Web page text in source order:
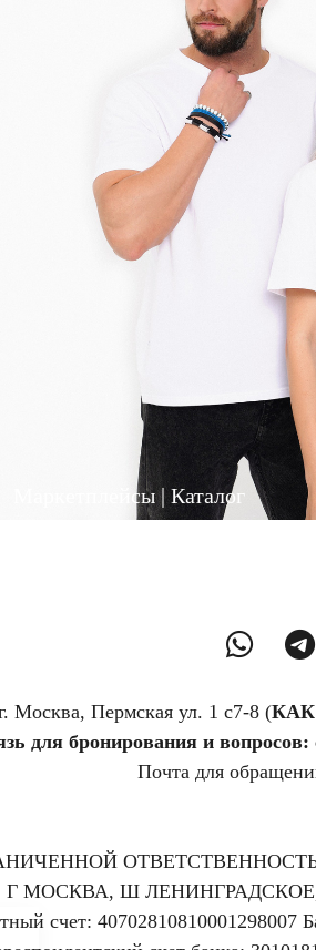
Маркетплейсы | Каталог
Москва, Пермская ул. 1 с7-8 (
для бронирования и
Почта для
ОТВЕТСТВЕННОСТЬЮ
Г МОСКВА, Ш ЛЕНИНГРАДСКОЕ,
счет: